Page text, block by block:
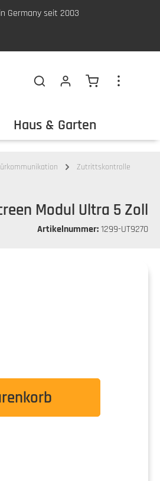
Germany seit 2003
Warenkorb
Haus & Garten
Zutrittskontrolle
Modul Ultra 5 Zoll
Artikelnummer:1299-UT9270
oder benutze die